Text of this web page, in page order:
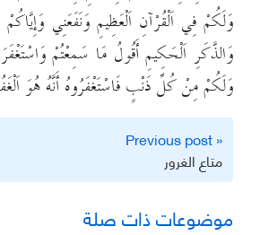
تصفّح
المقالات
« Previous post
متاع الغرور
موضوعات ذات صلة